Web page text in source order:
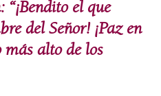
el que
del Señor! ¡Paz en
alto de los